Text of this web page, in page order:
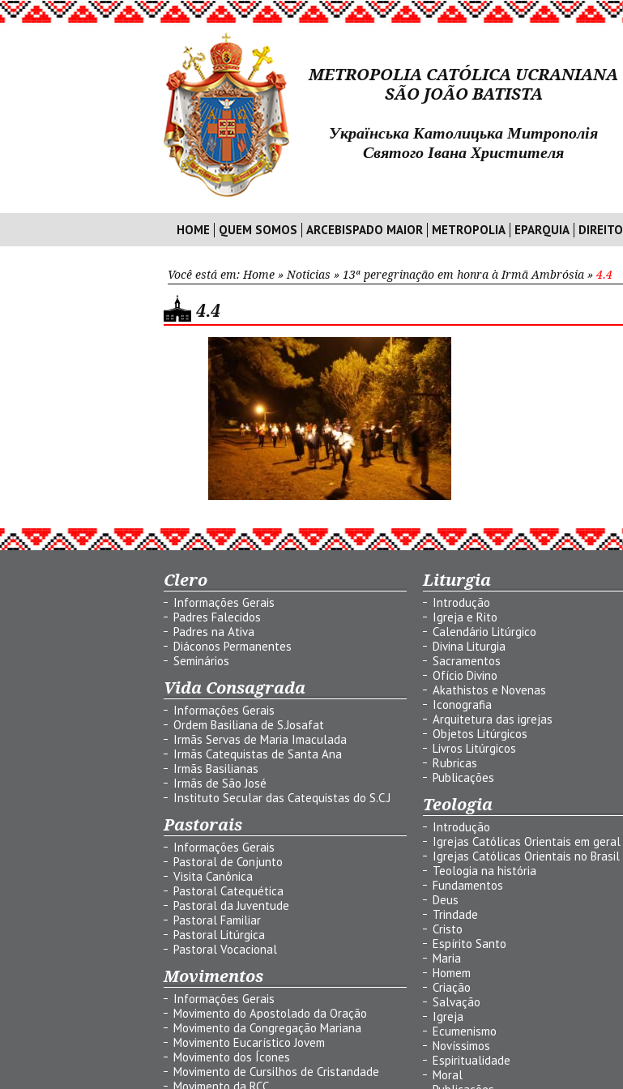
METROPOLIA CATÓLICA UCRANIANA
SÃO JOÃO BATISTA
Українська Католицька Митрополія
Святого Івана Христителя
HOME QUEM SOMOS ARCEBISPADO MAIOR METROPOLIA EPARQUIA DIREITO
Você está em: Home » Noticias » 13ª peregrinação em honra à Irmã Ambrósia » 4.4
4.4
Clero
Informações Gerais
Padres Falecidos
Padres na Ativa
Diáconos Permanentes
Seminários
Vida Consagrada
Informações Gerais
Ordem Basiliana de S.Josafat
Irmãs Servas de Maria Imaculada
Irmãs Catequistas de Santa Ana
Irmãs Basilianas
Irmãs de São José
Instituto Secular das Catequistas do S.C.J
Pastorais
Informações Gerais
Pastoral de Conjunto
Visita Canônica
Pastoral Catequética
Pastoral da Juventude
Pastoral Familiar
Pastoral Litúrgica
Pastoral Vocacional
Movimentos
Informações Gerais
Movimento do Apostolado da Oração
Movimento da Congregação Mariana
Movimento Eucarístico Jovem
Movimento dos Ícones
Movimento de Cursilhos de Cristandade
Liturgia
Introdução
Igreja e Rito
Calendário Litúrgico
Divina Liturgia
Sacramentos
Ofício Divino
Akathistos e Novenas
Iconografia
Arquitetura das igrejas
Objetos Litúrgicos
Livros Litúrgicos
Rubricas
Publicações
Teologia
Introdução
Igrejas Católicas Orientais em geral
Igrejas Católicas Orientais no Brasil
Teologia na história
Fundamentos
Deus
Trindade
Cristo
Espírito Santo
Maria
Homem
Criação
Salvação
Igreja
Ecumenismo
Novíssimos
Espiritualidade
Moral